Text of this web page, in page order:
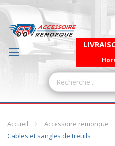
Accueil Accessoire remorque
Cables et sangles de treuils